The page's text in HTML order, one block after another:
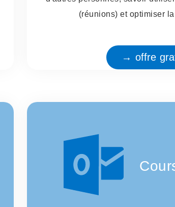
(réunions) et optimiser
→ offre